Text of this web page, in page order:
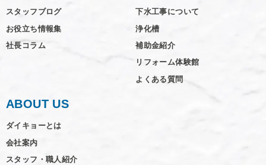
スタッフブログ
お役立ち情報集
社長コラム
下水工事について
浄化槽
補助金紹介
リフォーム体験館
よくある質問
ABOUT US
ダイキョーとは
会社案内
スタッフ・職人紹介